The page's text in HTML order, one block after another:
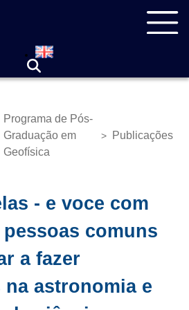
Programa de Pós-
Graduação em
Geofísica
> Publicações
- e voce com
comuns
a fazer
astronomia e